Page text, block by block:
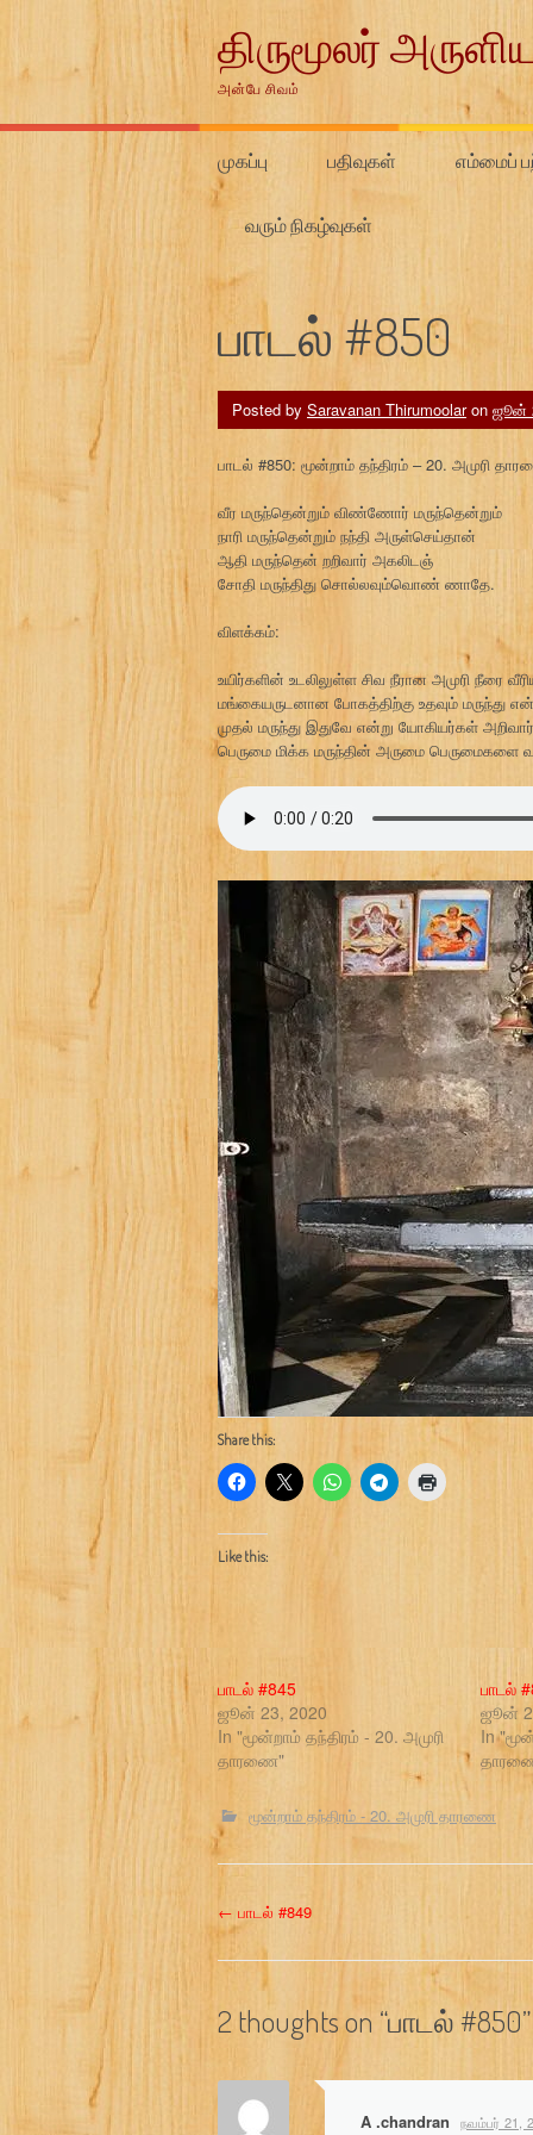
திருமூலர்
அன்பே சிவம்
முகப்பு பதிவுகள் எம்மைப்
வரும் நிகழ்வுகள்
பாடல் #850
Posted by Saravanan Thirumoolaron ஜூன்
பாடல் #850: மூன்றாம் தந்திரம் – 20. அமுரி
வீர மருந்தென்றும் விண்ணோர் மருந்தென்றும்
நாரி மருந்தென்றும் நந்தி அருள்செய்தான்
ஆதி மருந்தென் றறிவார் அகலிடஞ்
சோதி மருந்திது சொல்லவும்வொண் ணாதே.
விளக்கம்:
உயிர்களின் உடலிலுள்ள சிவ நீரான அமுரி நீரை
மங்கையருடனான போகத்திற்கு உதவும் மருந்து
முதல் மருந்து இதுவே என்று யோகியர்கள்
பெருமை மிக்க மருந்தின் அருமை பெருமைகளை
Share this:
Like this:
பாடல் #845
ஜூன் 23, 2020
In "மூன்றாம் தந்திரம் - 20. அமுரி
தாரணை"
பாடல்
ஜூன்
In
மூன்றாம் தந்திரம் - 20. அமுரி தாரணை
P
o
s
t
← பாடல் #849
2 thoughts on “பாடல் #850”
A .chandran நவம்பர் 21,